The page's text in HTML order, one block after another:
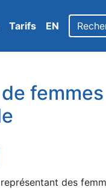
Tarifs EN
des